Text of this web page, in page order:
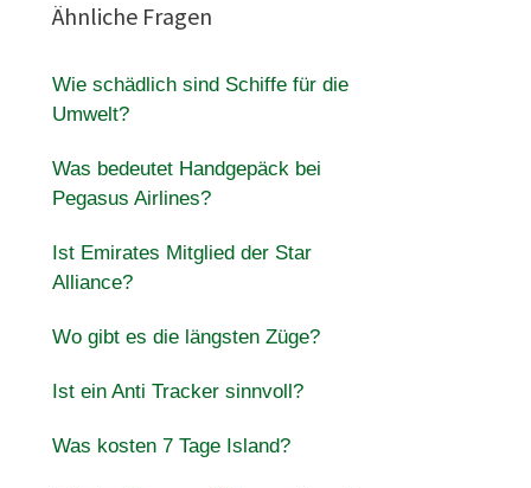
Ähnliche Fragen
Wie schädlich sind Schiffe für die
Umwelt?
Was bedeutet Handgepäck bei
Pegasus Airlines?
Ist Emirates Mitglied der Star
Alliance?
Wo gibt es die längsten Züge?
Ist ein Anti Tracker sinnvoll?
Was kosten 7 Tage Island?